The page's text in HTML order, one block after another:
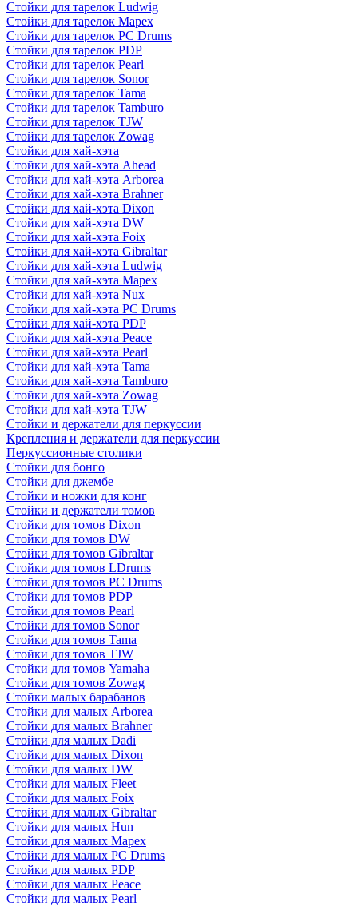
Стойки для тарелок Ludwig
Стойки для тарелок Mapex
Стойки для тарелок PC Drums
Стойки для тарелок PDP
Стойки для тарелок Pearl
Стойки для тарелок Sonor
Стойки для тарелок Tama
Стойки для тарелок Tamburo
Стойки для тарелок TJW
Стойки для тарелок Zowag
Стойки для хай-хэта
Стойки для хай-хэта Ahead
Стойки для хай-хэта Arborea
Стойки для хай-хэта Brahner
Стойки для хай-хэта Dixon
Стойки для хай-хэта DW
Стойки для хай-хэта Foix
Стойки для хай-хэта Gibraltar
Стойки для хай-хэта Ludwig
Стойки для хай-хэта Mapex
Стойки для хай-хэта Nux
Стойки для хай-хэта PC Drums
Стойки для хай-хэта PDP
Стойки для хай-хэта Peace
Стойки для хай-хэта Pearl
Стойки для хай-хэта Tama
Стойки для хай-хэта Tamburo
Стойки для хай-хэта Zowag
Стойки для хай-хэта TJW
Стойки и держатели для перкуссии
Крепления и держатели для перкуссии
Перкуссионные столики
Стойки для бонго
Стойки для джембе
Стойки и ножки для конг
Стойки и держатели томов
Стойки для томов Dixon
Стойки для томов DW
Стойки для томов Gibraltar
Стойки для томов LDrums
Стойки для томов PC Drums
Стойки для томов PDP
Стойки для томов Pearl
Стойки для томов Sonor
Стойки для томов Tama
Стойки для томов TJW
Стойки для томов Yamaha
Стойки для томов Zowag
Стойки малых барабанов
Стойки для малых Arborea
Стойки для малых Brahner
Стойки для малых Dadi
Стойки для малых Dixon
Стойки для малых DW
Стойки для малых Fleet
Стойки для малых Foix
Стойки для малых Gibraltar
Стойки для малых Hun
Стойки для малых Mapex
Стойки для малых PC Drums
Стойки для малых PDP
Стойки для малых Peace
Стойки для малых Pearl